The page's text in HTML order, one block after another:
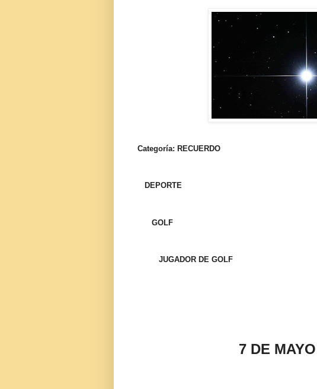
Categoría: RECUERDO
DEPORTE
GOLF
JUGADOR DE GOLF
7 DE